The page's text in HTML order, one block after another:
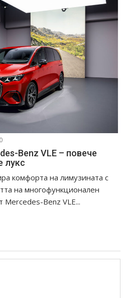
0
Benz VLE – повече
лукс
комфорта на лимузината с
на многофункционален
Benz VLE...